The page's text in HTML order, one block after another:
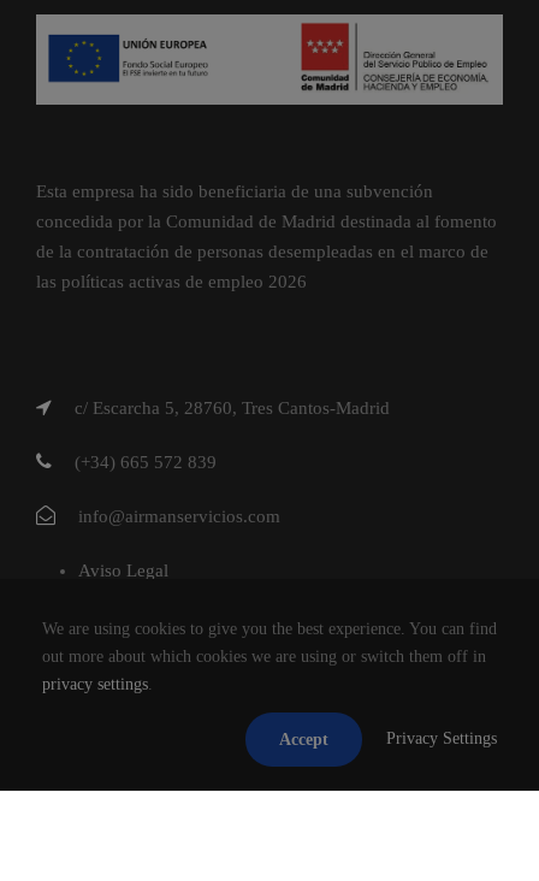
Esta empresa ha sido beneficiaria de una subvención
concedida por la Comunidad de Madrid destinada al fomento
de la contratación de personas desempleadas en el marco de
las políticas activas de empleo 2026
c/ Escarcha 5, 28760, Tres Cantos-Madrid
(+34) 665 572 839
info@airmanservicios.com
Aviso Legal
Política de Cookies
AIRMAN SERVICIOS DE RESTAURACION S.L.
TODOS LOS DERECHOS RESERVADOS.
We are using cookies to give you the best experience. You can find
out more about which cookies we are using or switch them off in
privacy settings.
Accept Privacy Settings